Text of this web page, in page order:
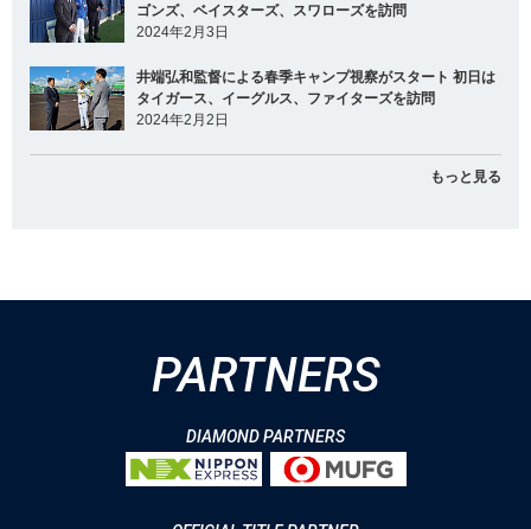
ゴンズ、ベイスターズ、スワローズを訪問
2024年2月3日
井端弘和監督による春季キャンプ視察がスタート 初日は
タイガース、イーグルス、ファイターズを訪問
2024年2月2日
もっと見る
PARTNERS
DIAMOND PARTNERS